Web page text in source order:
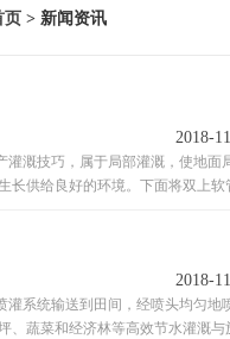
页 > 新闻资讯
2018-
溉技巧，属于局部灌溉，使地
长供给良好的环境。下面将双上
2018-
系统输送到田间，经喷头均匀
、蔬菜和经济林等高效节水灌溉